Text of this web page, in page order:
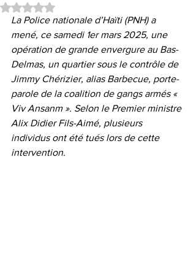
Noté NaN étoiles sur 5.
La Police nationale d’Haïti (PNH) a
mené, ce samedi 1er mars 2025, une
opération de grande envergure au Bas-
Delmas, un quartier sous le contrôle de
Jimmy Chérizier, alias Barbecue, porte-
parole de la coalition de gangs armés «
Viv Ansanm ». Selon le Premier ministre
Alix Didier Fils-Aimé, plusieurs
individus ont été tués lors de cette
intervention.